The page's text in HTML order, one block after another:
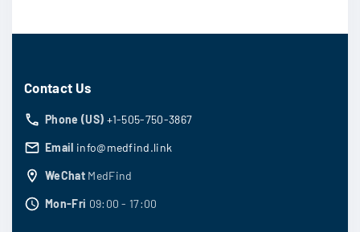
Contact Us
Phone (US) +1-505-750-3867
Email info@medfind.link
WeChat MedFind
Mon-Fri 09:00 - 17:00